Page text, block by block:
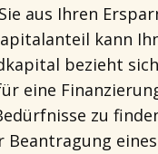
aus Ihren
kann
bezieht
eine
zu